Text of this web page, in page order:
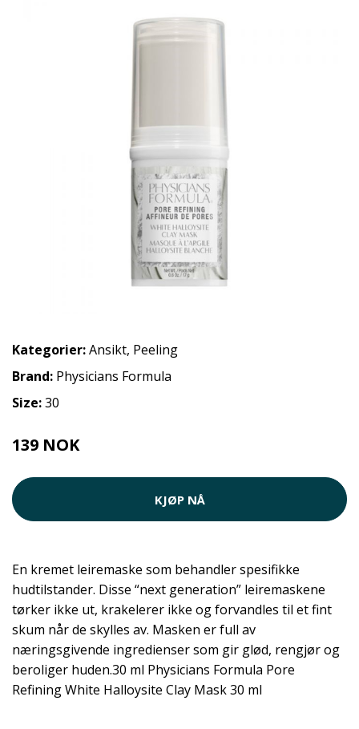
Kategorier:Ansikt, Peeling
Brand: Physicians Formula
Size:30
139 NOK
KJØP NÅ
En kremet leiremaske som behandler spesifikke
hudtilstander. Disse “next generation” leiremaskene
tørker ikke ut, krakelerer ikke og forvandles til et fint
skum når de skylles av. Masken er full av
næringsgivende ingredienser som gir glød, rengjør og
beroliger huden.30 ml Physicians Formula Pore
Refining White Halloysite Clay Mask 30 ml